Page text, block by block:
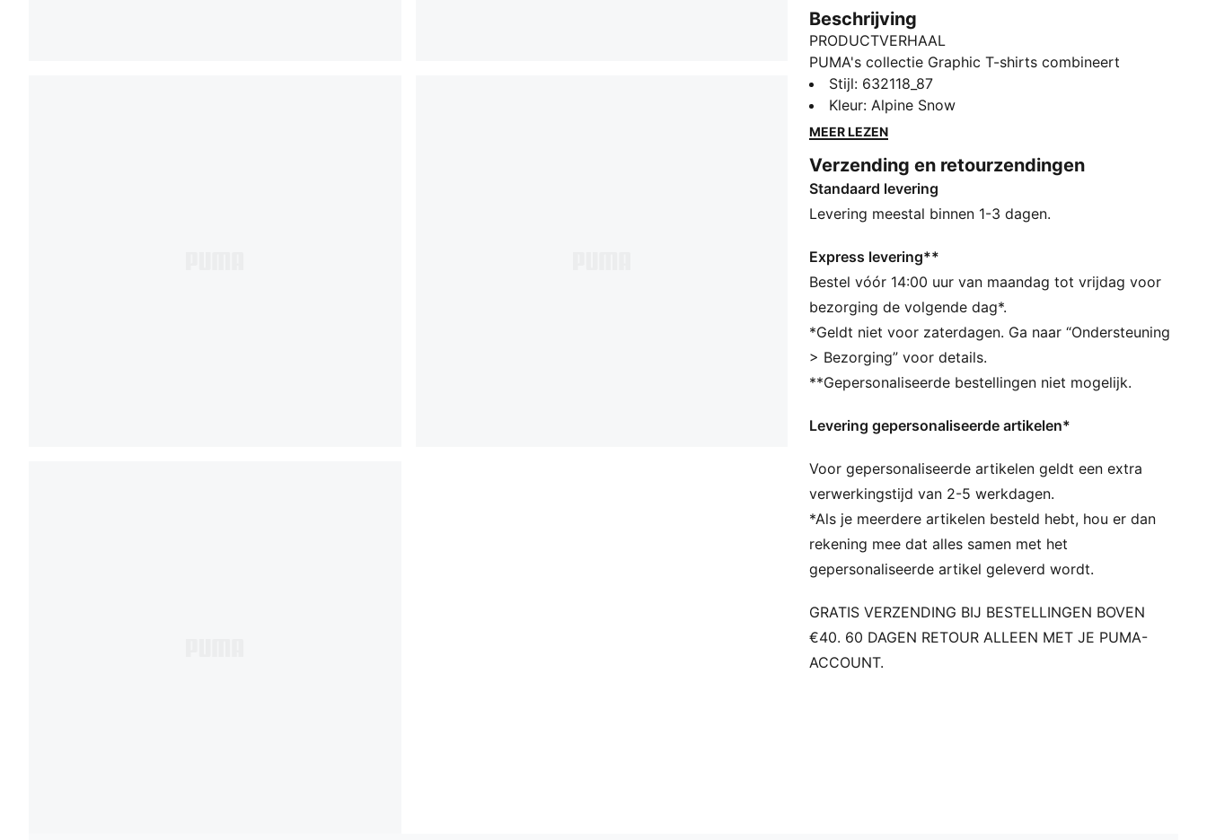
Beschrijving
PRODUCTVERHAAL
PUMA's collectie Graphic T-shirts combineert
creatieve afbeeldingen met een eenvoudige stijl en
creëert comfortabele stukken die een statement
maken. Van abstracte patronen tot iconische logo's:
dag je ook heen brengt, deze afbeeldingen geven je
look een coole nonchalance.
ALLE INS EN OUTS
DETAILS
Pasvorm: Boxy
Hoofdmateriaal 2: Single jersey
Hals: Ronde hals
Korte mouwen
Lengte: Normaal
Stijl: 632118_87
Kleur:Alpine Snow
MEER LEZEN
Verzending en retourzendingen
Standaard levering
Levering meestal binnen 1-3 dagen.
Express levering**
Bestel vóór 14:00 uur van maandag tot vrijdag voor
bezorging de volgende dag*.
*Geldt niet voor zaterdagen. Ga naar “Ondersteuning
> Bezorging” voor details.
**Gepersonaliseerde bestellingen niet mogelijk.
Levering gepersonaliseerde artikelen*
Voor gepersonaliseerde artikelen geldt een extra
verwerkingstijd van 2-5 werkdagen.
*Als je meerdere artikelen besteld hebt, hou er dan
rekening mee dat alles samen met het
gepersonaliseerde artikel geleverd wordt.
GRATIS VERZENDING BIJ BESTELLINGEN BOVEN
€40. 60 DAGEN RETOUR ALLEEN MET JE PUMA-
ACCOUNT.